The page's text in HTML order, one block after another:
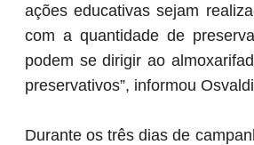
ações educativas sejam
com a quantidade de
podem se dirigir ao
preservativos”, informou
Durante os três dias de